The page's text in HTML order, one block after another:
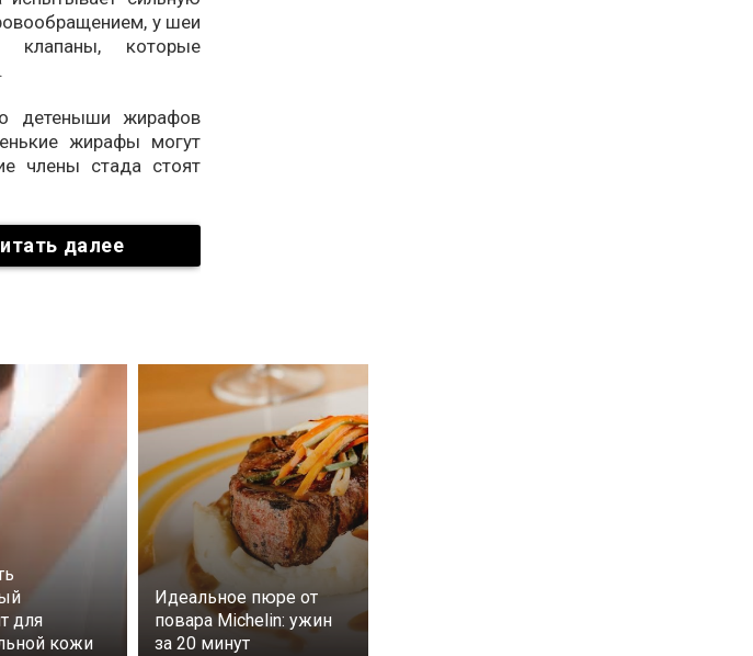
у шеи
клапаны, которые
детеныши жирафов
жирафы могут
члены стада стоят
далее
для
кожи
Идеальное пюре от
повара Michelin: ужин
за 20 минут